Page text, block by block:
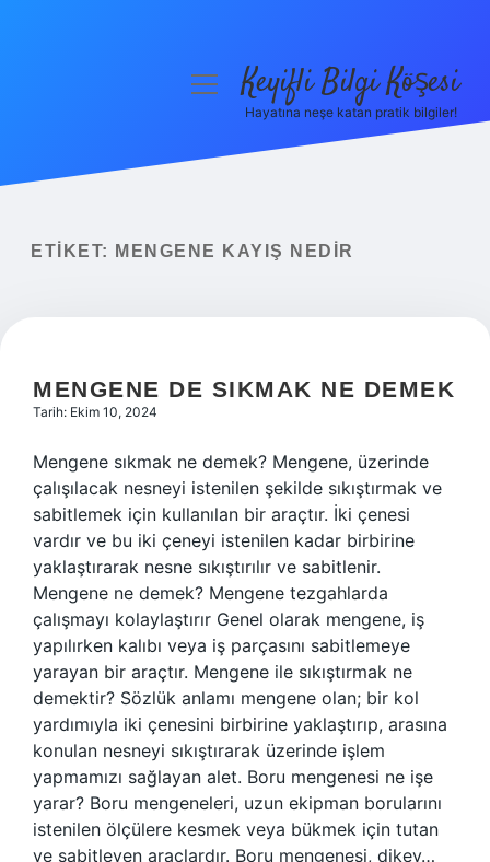
Yasal Uyarı
menüyüKeyifli Bilgi Köşesi
Hayatına neşe katan pratik bilgiler!
ETIKET: MENGENE KAYIŞ NEDIR
MENGENE DE SIKMAK NE DEMEK
Tarih: Ekim 10, 2024
Mengene sıkmak ne demek? Mengene, üzerinde
çalışılacak nesneyi istenilen şekilde sıkıştırmak ve
sabitlemek için kullanılan bir araçtır. İki çenesi
vardır ve bu iki çeneyi istenilen kadar birbirine
yaklaştırarak nesne sıkıştırılır ve sabitlenir.
Mengene ne demek? Mengene tezgahlarda
çalışmayı kolaylaştırır Genel olarak mengene, iş
yapılırken kalıbı veya iş parçasını sabitlemeye
yarayan bir araçtır. Mengene ile sıkıştırmak ne
demektir? Sözlük anlamı mengene olan; bir kol
yardımıyla iki çenesini birbirine yaklaştırıp, arasına
konulan nesneyi sıkıştırarak üzerinde işlem
yapmamızı sağlayan alet. Boru mengenesi ne işe
yarar? Boru mengeneleri, uzun ekipman borularını
istenilen ölçülere kesmek veya bükmek için tutan
ve sabitleyen araçlardır. Boru mengenesi, dikey…